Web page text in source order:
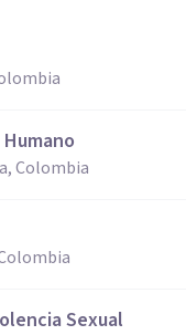
Colombia
Sexual